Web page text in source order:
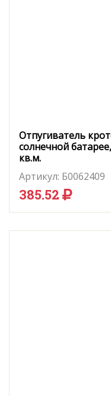
Отпугиватель
солнечной
кв.м.
Артикул: Б0062409
385.52